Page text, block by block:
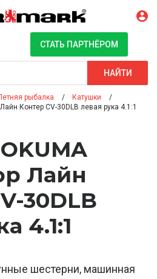
СТАТЬ ПАРТНЁРОМ
НАЙТИ
рыбалка
Катушки
Контер CV-30DLB левая рука 4.1:1
Лайн
30DLB
4.1:1
шестерни, машинная